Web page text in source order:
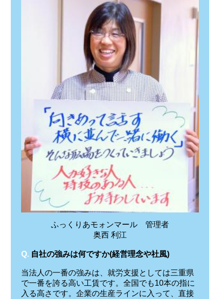
ふっくりあモォンマール 管理者
奥西 利江
Q. 自社の強みは何ですか(経営理念や社風)
当法人の一番の強みは、就労支援としては三重県
で一番を誇る高い工賃です。全国でも10本の指に
入る高さです。企業の生産ラインに入って、直接